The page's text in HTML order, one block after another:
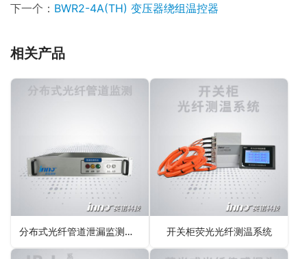
下一个： BWR2-4A(TH) 变压器绕组温控器
相关产品
分布式光纤管道泄漏监测系统 开关柜荧光光纤测温系统